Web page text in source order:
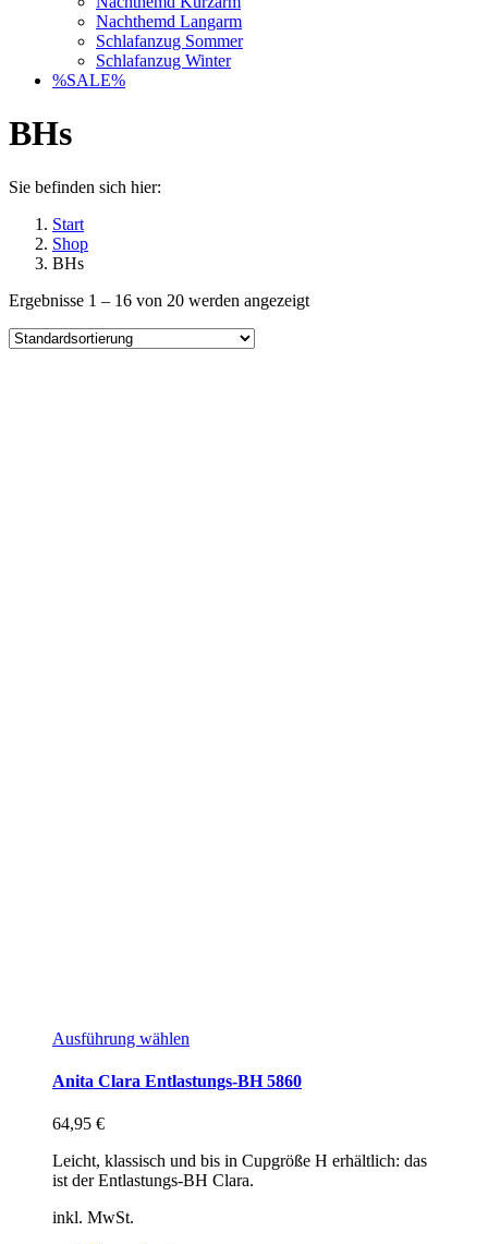
Nachthemd Langarm
Schlafanzug Sommer
Schlafanzug Winter
%SALE%
BHs
Sie befinden sich hier:
Start
Shop
BHs
Ergebnisse 1 – 16 von 20 werden angezeigt
Ausführung wählen
Anita Clara Entlastungs-BH 5860
64,95 €
Leicht, klassisch und bis in Cupgröße H erhältlich: das
ist der Entlastungs-BH Clara.
inkl. MwSt.